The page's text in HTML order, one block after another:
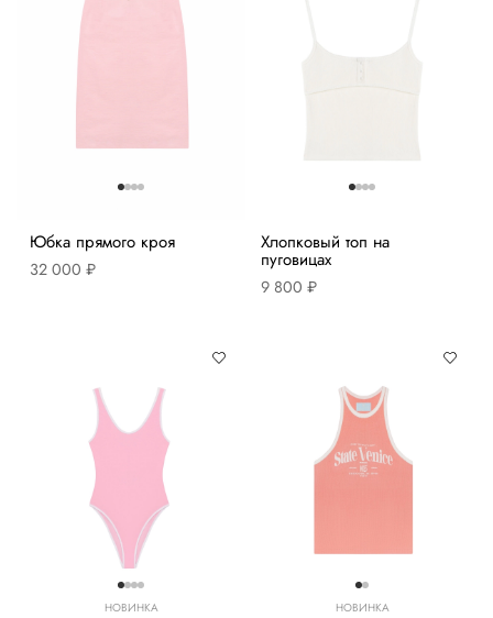
Юбка прямого кроя
32 000 ₽
Хлопковый топ на
пуговицах
9 800 ₽
НОВИНКА НОВИНКА